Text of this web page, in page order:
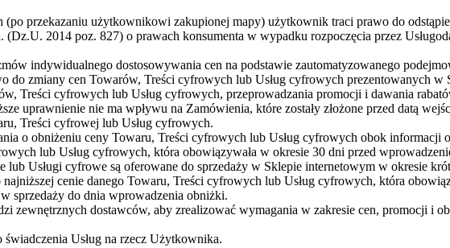
(po przekazaniu użytkownikowi zakupionej mapy) użytkownik traci prawo do
2014 poz. 827) o prawach konsumenta w wypadku rozpoczęcia przez
indywidualnego dostosowywania cen na podstawie zautomatyzowanego
do zmiany cen Towarów, Treści cyfrowych lub Usług cyfrowych prezentowanych
Treści cyfrowych lub Usług cyfrowych, przeprowadzania promocji i dawania
uprawnienie nie ma wpływu na Zamówienia, które zostały złożone przed datą
Treści cyfrowej lub Usług cyfrowych.
o obniżeniu ceny Towaru, Treści cyfrowych lub Usług cyfrowych obok informacji
lub Usług cyfrowych, która obowiązywała w okresie 30 dni przed
lub Usługi cyfrowe są oferowane do sprzedaży w Sklepie internetowym w okresie
cenie danego Towaru, Treści cyfrowych lub Usług cyfrowych, która
sprzedaży do dnia wprowadzenia obniżki.
zewnętrznych dostawców, aby zrealizować wymagania w zakresie cen, promocji i
świadczenia Usług na rzecz Użytkownika.